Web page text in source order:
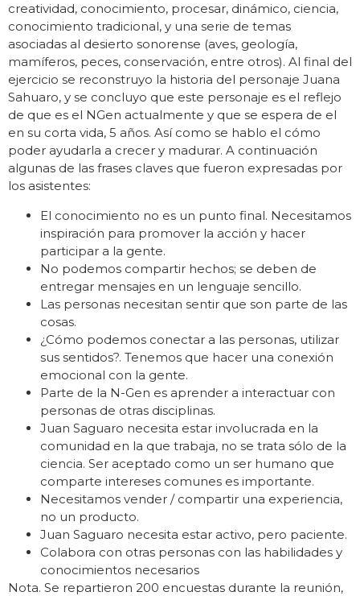
creatividad, conocimiento, procesar, dinámico, ciencia,
conocimiento tradicional, y una serie de temas
asociadas al desierto sonorense (aves, geología,
mamíferos, peces, conservación, entre otros). Al final del
ejercicio se reconstruyo la historia del personaje Juana
Sahuaro, y se concluyo que este personaje es el reflejo
de que es el NGen actualmente y que se espera de el
en su corta vida, 5 años. Así como se hablo el cómo
poder ayudarla a crecer y madurar. A continuación
algunas de las frases claves que fueron expresadas por
los asistentes:
El conocimiento no es un punto final. Necesitamos
inspiración para promover la acción y hacer
participar a la gente.
No podemos compartir hechos; se deben de
entregar mensajes en un lenguaje sencillo.
Las personas necesitan sentir que son parte de las
cosas.
¿Cómo podemos conectar a las personas, utilizar
sus sentidos?. Tenemos que hacer una conexión
emocional con la gente.
Parte de la N-Gen es aprender a interactuar con
personas de otras disciplinas.
Juan Saguaro necesita estar involucrada en la
comunidad en la que trabaja, no se trata sólo de la
ciencia. Ser aceptado como un ser humano que
comparte intereses comunes es importante.
Necesitamos vender / compartir una experiencia,
no un producto.
Juan Saguaro necesita estar activo, pero paciente.
Colabora con otras personas con las habilidades y
conocimientos necesarios
Nota. Se repartieron 200 encuestas durante la reunión,